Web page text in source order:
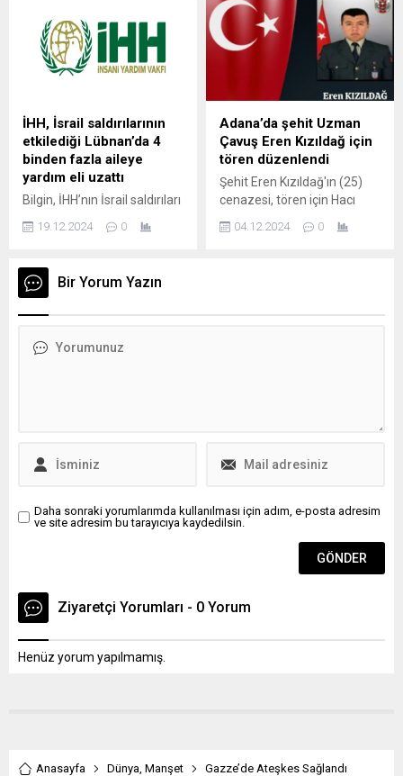
radar cezalarını hızlıca
kontrol edebilmesine imkân
tanıyor. Ancak yabancı
plakalı araç sahipleri,
plaka uyumsuzluğu veya
erişim sorunları
yaşayabiliyordu....
Tayfur, 2 Ocak’ta hayatını
kaybetti. Vefatıyla tüm
Türkiye’yi yasa boğan
Tayfur’a bugün veda
ediliyor. Atatürk Kültür
Merkezi’nde yapılan törende
ünlü isimler Tayfur’u
uğurladı. Anma törenine
katılmayan Necla Nazır ile...
İHH, İsrail saldırılarının
etkilediği Lübnan’da 4
binden fazla aileye
yardım eli uzattı
Bilgin, İHH’nın İsrail saldırıları
tonluk çeşitli yardım
gönderdiğini ve bunların da
dağıtımının sürdüğünü
Hürriyetleri ve İnsani Yardım
19.12.2024 0
Adana’da şehit Uzman
Çavuş Eren Kızıldağ için
tören düzenlendi
Şehit Eren Kızıldağ'ın (25)
cenazesi, tören için Hacı
getirildi.
04.12.2024 0
Bir Yorum Yazın
Daha sonraki yorumlarımda kullanılması için adım, e-posta adresim
ve site adresim bu tarayıcıya kaydedilsin.
Ziyaretçi Yorumları - 0 Yorum
Henüz yorum yapılmamış.
Anasayfa Dünya, Manşet Gazze’de Ateşkes Sağlandı